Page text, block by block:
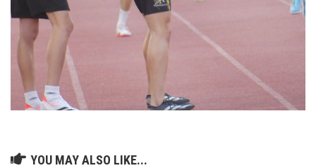
YOU MAY ALSO LIKE...